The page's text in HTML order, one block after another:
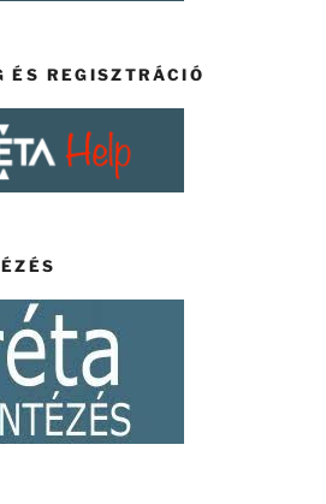
ÉS REGISZTRÁCIÓ